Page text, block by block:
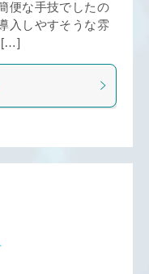
便な手技でしたの
入しやすそうな雰
[…]